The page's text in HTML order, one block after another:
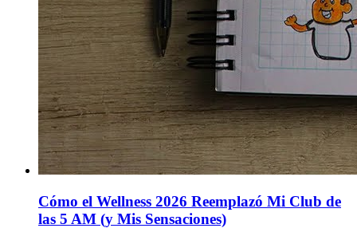
Cómo el Wellness 2026 Reemplazó Mi Club de
las 5 AM (y Mis Sensaciones)